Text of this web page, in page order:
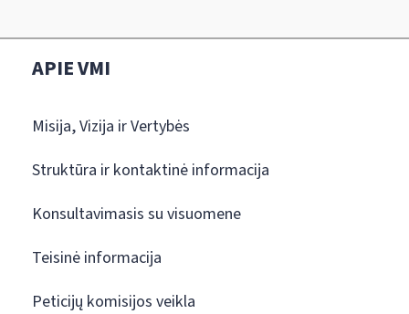
APIE VMI
Misija, Vizija ir Vertybės
Struktūra ir kontaktinė informacija
Konsultavimasis su visuomene
Teisinė informacija
Peticijų komisijos veikla